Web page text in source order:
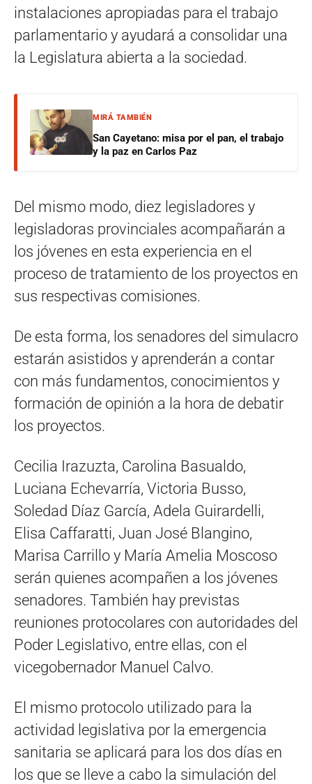
instalaciones apropiadas para el trabajo
parlamentario y ayudará a consolidar una
la Legislatura abierta a la sociedad.
MIRÁ TAMBIÉN
San Cayetano: misa por el pan, el trabajo
y la paz en Carlos Paz
Del mismo modo, diez legisladores y
legisladoras provinciales acompañarán a
los jóvenes en esta experiencia en el
proceso de tratamiento de los proyectos en
sus respectivas comisiones.
De esta forma, los senadores del simulacro
estarán asistidos y aprenderán a contar
con más fundamentos, conocimientos y
formación de opinión a la hora de debatir
los proyectos.
Cecilia Irazuzta, Carolina Basualdo,
Luciana Echevarría, Victoria Busso,
Soledad Díaz García, Adela Guirardelli,
Elisa Caffaratti, Juan José Blangino,
Marisa Carrillo y María Amelia Moscoso
serán quienes acompañen a los jóvenes
senadores. También hay previstas
reuniones protocolares con autoridades del
Poder Legislativo, entre ellas, con el
vicegobernador Manuel Calvo.
El mismo protocolo utilizado para la
actividad legislativa por la emergencia
sanitaria se aplicará para los dos días en
los que se lleve a cabo la simulación del